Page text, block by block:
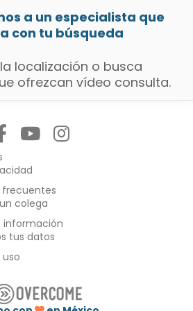
a un especialista que
con tu búsqueda
localización o busca
ofrezcan vídeo consulta.
frecuentes
colega
información
tus datos